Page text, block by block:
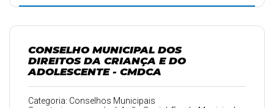
CONSELHO MUNICIPAL DOS
DIREITOS DA CRIANÇA E DO
ADOLESCENTE - CMDCA
Categoria: Conselhos Municipais